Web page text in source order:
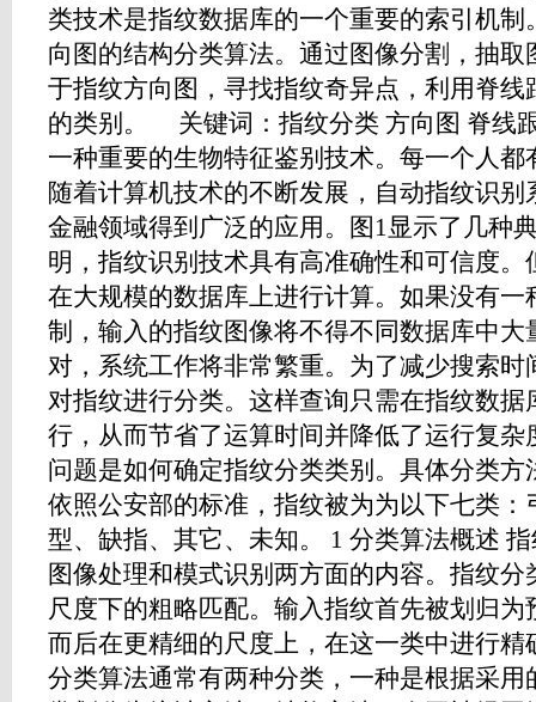
类技术是指纹数据库的一个重要的索引机
向图的结构分类算法。通过图像分割，抽
于指纹方向图，寻找指纹奇异点，利用脊
的类别。 关键词：指纹分类 方向图 脊线
一种重要的生物特征鉴别技术。每一个人
随着计算机技术的不断发展，自动指纹识
金融领域得到广泛的应用。图1显示了几种
明，指纹识别技术具有高准确性和可信度
在大规模的数据库上进行计算。如果没有
制，输入的指纹图像将不得不同数据库中
对，系统工作将非常繁重。为了减少搜索
对指纹进行分类。这样查询只需在指纹数
行，从而节省了运算时间并降低了运行复
问题是如何确定指纹分类类别。具体分类
依照公安部的标准，指纹被为为以下七类
型、缺指、其它、未知。 1 分类算法概述
图像处理和模式识别两方面的内容。指纹
尺度下的粗略匹配。输入指纹首先被划归
而后在更精细的尺度上，在这一类中进行
分类算法通常有两种分类，一种是根据采